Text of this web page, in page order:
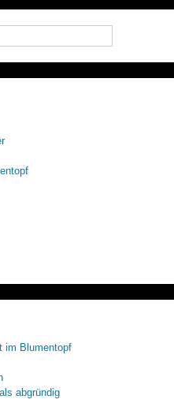
im Blumentopf
abgründig